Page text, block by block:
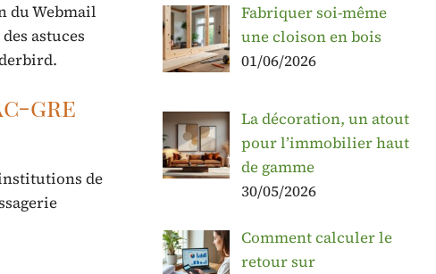
du Webmail
astuces
gre
de
Fabriquer soi-même
une cloison en bois
01/06/2026
La décoration, un atout
pour l’immobilier haut
de gamme
30/05/2026
Comment calculer le
retour sur